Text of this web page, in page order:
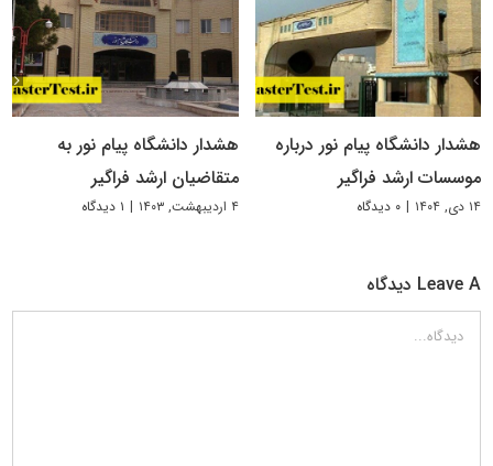
هشدار دانشگاه پیام نور درباره
موسسات ارشد فراگیر
۱۴ دی, ۱۴۰۴ | ۰ دیدگاه
هشدار دانشگاه پیام نور به
متقاضیان ارشد فراگیر
۴ اردیبهشت, ۱۴۰۳ | ۱ دیدگاه
Leave A دیدگاه
دیدگاه